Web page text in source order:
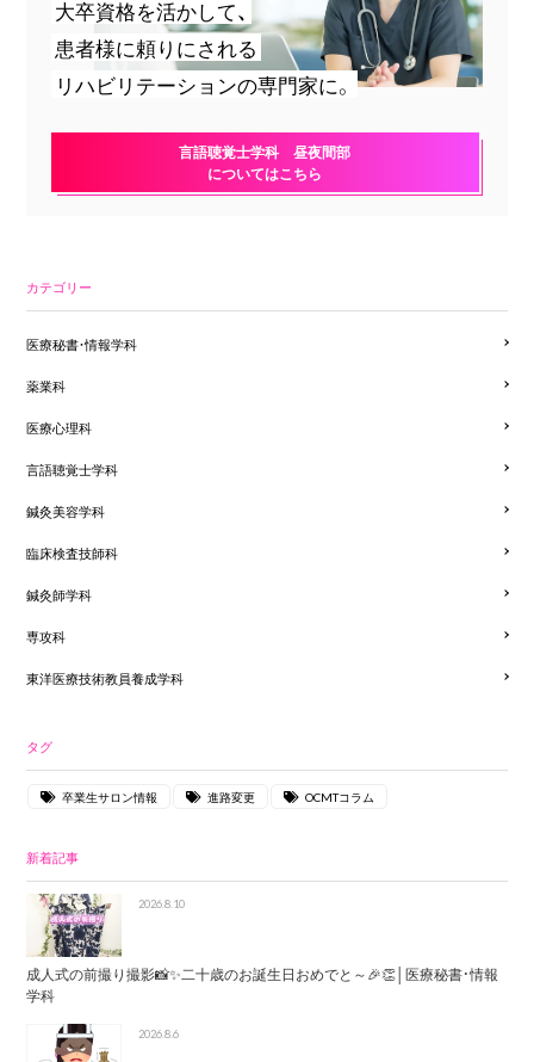
大卒資格を活かして、
患者様に頼りにされる
リハビリテーションの専門家に。
言語聴覚士学科 昼夜間部
についてはこちら
カテゴリー
医療秘書・情報学科
薬業科
医療心理科
言語聴覚士学科
鍼灸美容学科
臨床検査技師科
鍼灸師学科
専攻科
東洋医療技術教員養成学科
タグ
卒業生サロン情報 進路変更 OCMTコラム
新着記事
2026.8.10
成人式の前撮り撮影📸✨二十歳のお誕生日おめでと～🎉👏│医療秘書・情報
学科
2026.8.6